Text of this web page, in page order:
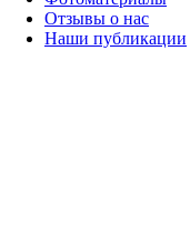
Отзывы о нас
Наши публикации